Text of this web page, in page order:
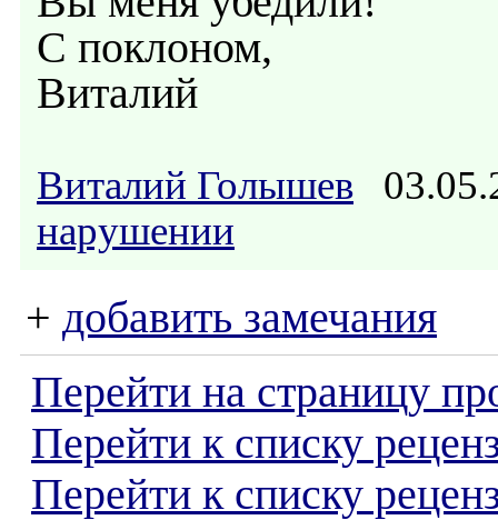
С поклоном,
Виталий
Виталий Голышев
нарушении
+ добавить замечания
Перейти на страницу
Перейти к списку
Перейти к списку